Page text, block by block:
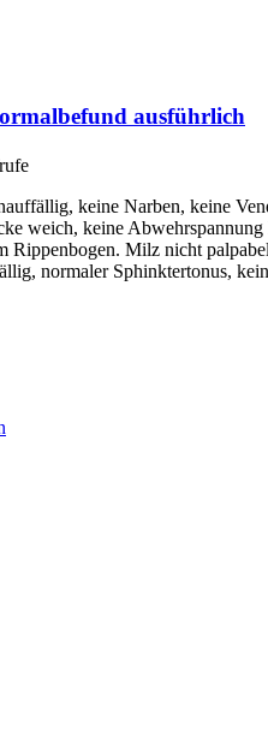
ausführlich
keine Narben, keine
weich, keine
Rippenbogen. Milz nicht
normaler Sphinktertonus,